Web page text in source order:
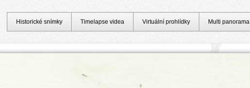
Historické snímky Timelapse videa Virtuální prohlídky Multi panorama